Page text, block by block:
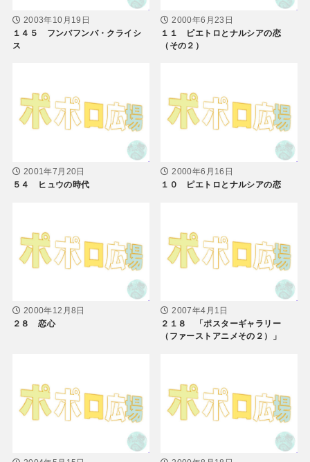
2003年10月19日
１４５ フンバフンバ・クライシ
ス
2000年6月23日
１１ ピエトロとナルシアの恋
（その２）
2001年7月20日
５４ ヒュウの時代
2000年6月16日
１０ ピエトロとナルシアの恋
2000年12月8日
２８ 恋心
2007年4月1日
２１８ 「ポスターギャラリー
（ファーストアニメその２）」